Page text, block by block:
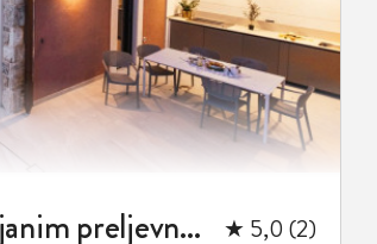
Luksuzna vila Sea Child 2 s grijanim preljevnim bazenom u Slanom - Dubrovnik ★ 5,0 (2)